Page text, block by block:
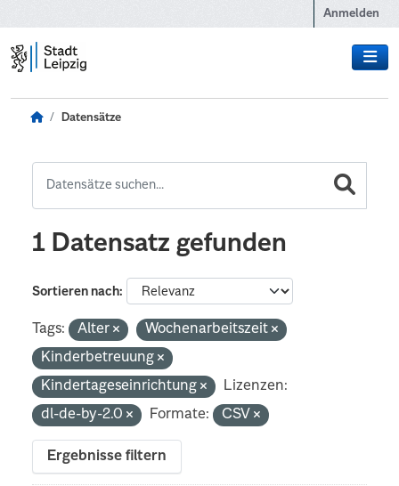
Anmelden
Datensätze
1 Datensatz gefunden
Sortieren nach
Tags: Alter
Wochenarbeitszeit
Kinderbetreuung
Kindertageseinrichtung
Lizenzen:
dl-de-by-2.0
Formate: CSV
Ergebnisse filtern